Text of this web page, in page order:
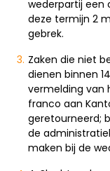
wederpartij een
deze termijn 2
gebrek.
Zaken die niet
dienen binnen
vermelding van
franco aan
geretourneerd;
de
maken bij de